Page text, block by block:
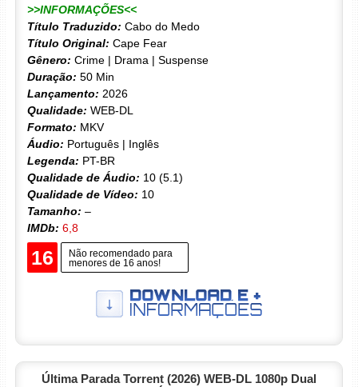
>>INFORMAÇÕES<<
Título Traduzido: Cabo do Medo
Título Original: Cape Fear
Gênero: Crime | Drama | Suspense
Duração: 50 Min
Lançamento: 2026
Qualidade: WEB-DL
Formato: MKV
Áudio: Português | Inglês
Legenda: PT-BR
Qualidade de Áudio: 10 (5.1)
Qualidade de Vídeo: 10
Tamanho: –
IMDb: 6,8
16
Não recomendado para
menores de 16 anos!
Última Parada Torrent (2026) WEB-DL 1080p Dual